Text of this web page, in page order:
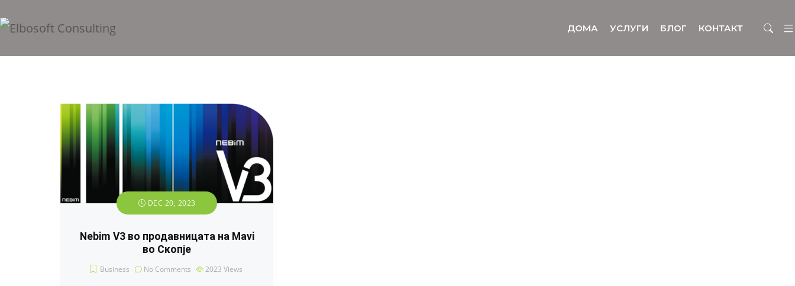
ДОМА УСЛУГИ БЛОГ КОНТАКТ
DEC 20, 2023
Nebim V3 во продавницата на Mavi
во Скопје
Business No Comments 2023 Views